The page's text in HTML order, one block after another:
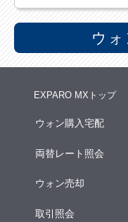
ウ
EXPARO MXトップ
ウォン購入宅配
両替レート照会
ウォン売却
取引照会